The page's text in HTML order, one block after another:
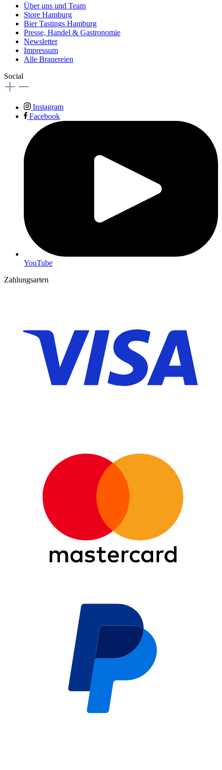
Über uns und Team
Store Hamburg
Bier Tastings Hamburg
Presse, Handel & Gastronomie
Newsletter
Impressum
Alle Brauereien
Social
Instagram
Facebook
YouTube
Zahlungsarten